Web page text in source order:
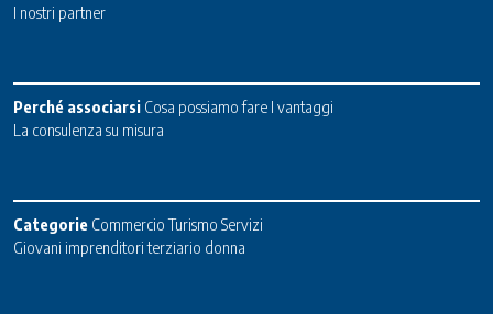
I nostri partner
Perché associarsi Cosa possiamo fare I vantaggi
La consulenza su misura
Categorie Commercio Turismo Servizi
Giovani imprenditori terziario donna